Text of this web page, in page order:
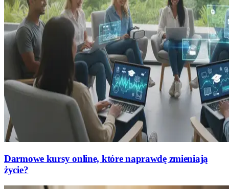
Darmowe kursy online, które naprawdę zmieniają
życie?